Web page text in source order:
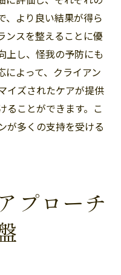
、より良い結果が得ら
ンスを整えることに優
上し、怪我の予防にも
によって、クライアン
イズされたケアが提供
ることができます。こ
が多くの支持を受ける
プローチ